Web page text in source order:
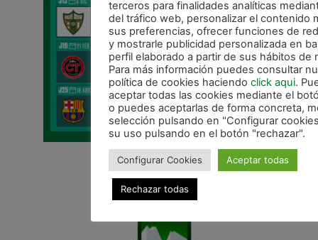
terceros para finalidades analíticas
del tráfico web, personalizar el contenido
sus preferencias, ofrecer funciones de
y mostrarle publicidad personalizada en
perfil elaborado a partir de sus hábitos de
Para más información puedes consultar
política de cookies haciendo click aqui.
aceptar todas las cookies mediante el
o puedes aceptarlas de forma concreta,
selección pulsando en "Configurar
su uso pulsando en el botón "rechazar".
Configurar Cookies Aceptar todas
Rechazar todas